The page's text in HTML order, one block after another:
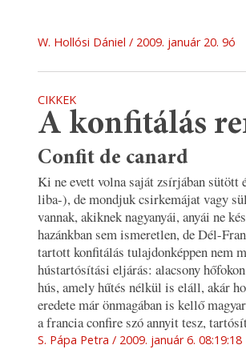
W. Hollósi Dániel 2009. január 20. 9ó
CIKKEK
A konfitálás
Confit de canard
Ki ne evett volna saját zsírjában sütött
liba-), de mondjuk csirkemájat vagy
vannak, akiknek nagyanyái, anyái ne
hazánkban sem ismeretlen, de Dél-
tartott konfitálás tulajdonképpen nem
hústartósítási eljárás: alacsony
hús, amely hűtés nélkül is eláll, akár
eredete már önmagában is kellő
a francia confire szó annyit tesz,
S. Pápa Petra 2009. január 6. 08:19:18